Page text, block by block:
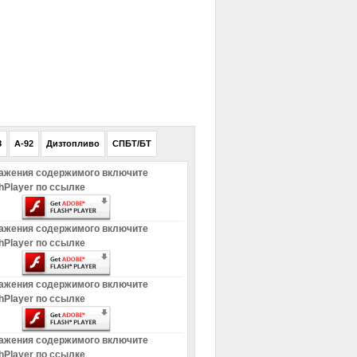
A-92 Дизтопливо СПБТ/БТ
содержимого включите
по ссылке
содержимого включите
по ссылке
содержимого включите
по ссылке
содержимого включите
по ссылке